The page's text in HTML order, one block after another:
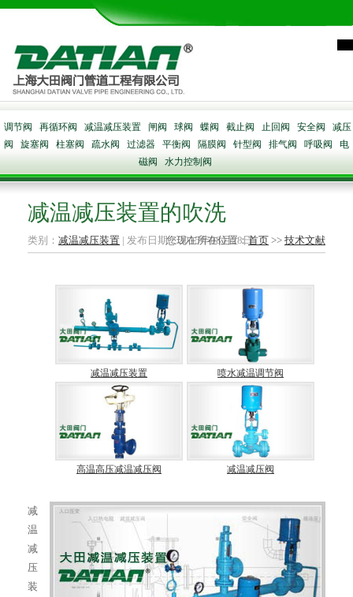
调节阀 再循环阀 减温减压装置 闸阀 球阀 蝶阀 截止阀 止回阀 安全阀
减压
阀
旋塞阀 柱塞阀 疏水阀 过滤器 平衡阀 隔膜阀 针型阀 排气阀 呼吸阀
电
磁阀
水力控制阀
减温减压装置的吹洗
类别： 减温减压装置 | 发布日期：2015年08月28日
您现在所在位置：首页 >> 技术文献
减温减压装置 喷水减温调节阀
高温高压减温减压阀 减温减压阀
减
温
减
压
装